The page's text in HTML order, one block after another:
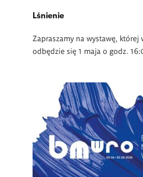
Lśnienie
Zapraszamy na wystawę, której
odbędzie się 1 maja o godz.